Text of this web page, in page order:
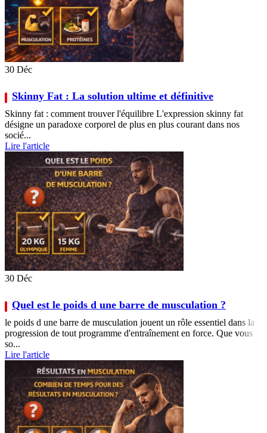
30 Déc
Skinny Fat : La solution ultime et définitive
Skinny fat : comment trouver l'équilibre L'expression skinny fat
désigne un paradoxe corporel de plus en plus courant dans nos
socié...
Lire l'article
30 Déc
Quel est le poids d une barre de musculation ?
le poids d une barre de musculation jouent un rôle essentiel dans la
progression de tout programme d'entraînement en force. Que vous
so...
Lire l'article